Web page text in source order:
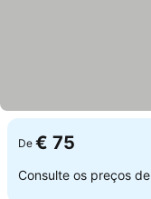
De € 75
Consulte os preços de